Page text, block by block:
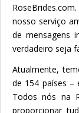
nosso serviço
de mensagens
verdadeiro seja
Atualmente,
de 154 países –
Todos nós na
proporcionar